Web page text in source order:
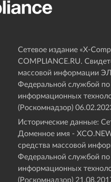
Сетевое издание «Х-
COMPLIANCE.RU.
массовой информации
Федеральной службой по
информационных
(Роскомнадзор)
Исторические данные:
Доменное имя -
средства массовой
Федеральной службой по
информационных
(Роскомнадзор)